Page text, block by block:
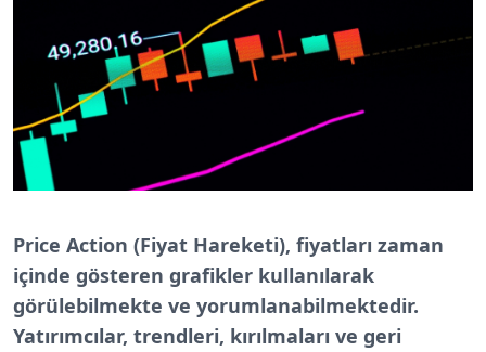
Price Action (Fiyat Hareketi), fiyatları zaman
içinde gösteren grafikler kullanılarak
görülebilmekte ve yorumlanabilmektedir.
Yatırımcılar, trendleri, kırılmaları ve geri